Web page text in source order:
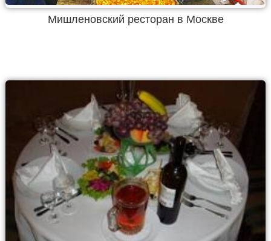
Мишленовский ресторан в Москве